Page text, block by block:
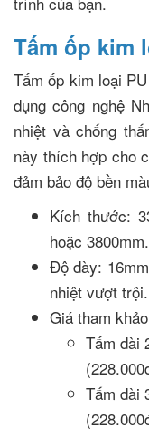
Tấm ốp kim
Tấm ốp kim loại
dụng công nghệ
nhiệt và chống
này thích hợp cho
đảm bảo độ bền
Kích thước:
hoặc 3800mm.
Độ dày:
nhiệt vượt trội.
Giá tham
Tấm dài
Tấm dài